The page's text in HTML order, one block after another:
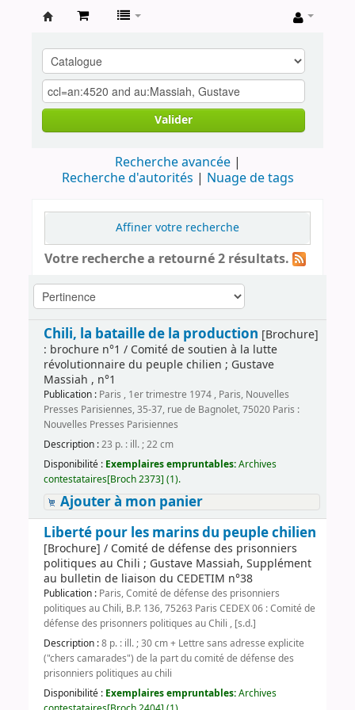
contestataires
Valider
Recherche avancée
Recherche d'autorités
Nuage de tags
Affiner votre recherche
Votre recherche a retourné 2 résultats.
Chili, la bataille de la production [Brochure]
: brochure n°1 / Comité de soutien à la lutte
révolutionnaire du peuple chilien ; Gustave
Massiah , n°1
Publication : Paris , 1er trimestre 1974 , Paris, Nouvelles
Presses Parisiennes, 35-37, rue de Bagnolet, 75020 Paris :
Nouvelles Presses Parisiennes
Description :23 p. : ill. ; 22 cm
Disponibilité : Exemplaires empruntables:Archives
contestataires[Broch 2373] (1).
Ajouter à mon panier
Liberté pour les marins du peuple chilien
[Brochure] / Comité de défense des prisonniers
politiques au Chili ; Gustave Massiah, Supplément
au bulletin de liaison du CEDETIM n°38
Publication : Paris, Comité de défense des prisonniers
politiques au Chili, B.P. 136, 75263 Paris CEDEX 06 : Comité de
défense des prisonners politiques au Chili , [s.d.]
Description :8 p. : ill. ; 30 cm + Lettre sans adresse explicite
("chers camarades") de la part du comité de défense des
prisonniers politiques au chili
Disponibilité : Exemplaires empruntables:Archives